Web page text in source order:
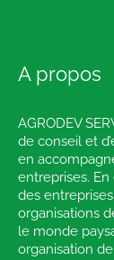
A propos
AGRODEV
de conseil et
en
entreprises.
des
organisations
le monde
organisation